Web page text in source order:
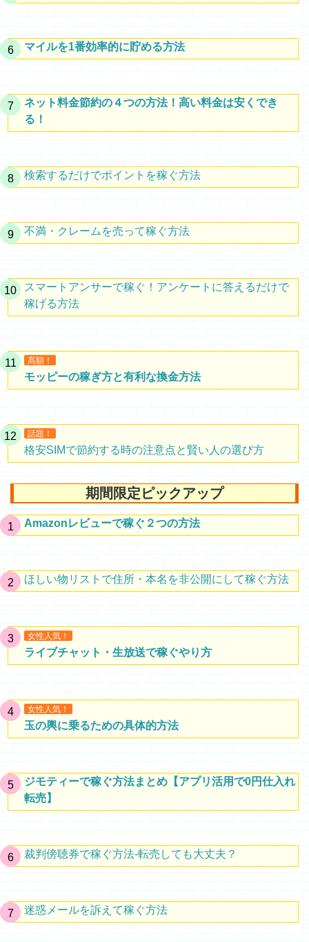
マイルを1番効率的に貯める方法
ネット料金節約の４つの方法！高い料金は安くでき
る！
検索するだけでポイントを稼ぐ方法
不満・クレームを売って稼ぐ方法
スマートアンサーで稼ぐ！アンケートに答えるだけで
稼げる方法
高額！
モッピーの稼ぎ方と有利な換金方法
話題！
格安SIMで節約する時の注意点と賢い人の選び方
期間限定ピックアップ
Amazonレビューで稼ぐ２つの方法
ほしい物リストで住所・本名を非公開にして稼ぐ方法
女性人気！
ライブチャット・生放送で稼ぐやり方
女性人気！
玉の輿に乗るための具体的方法
ジモティーで稼ぐ方法まとめ【アプリ活用で0円仕入れ
転売】
裁判傍聴券で稼ぐ方法-転売しても大丈夫？
迷惑メールを訴えて稼ぐ方法